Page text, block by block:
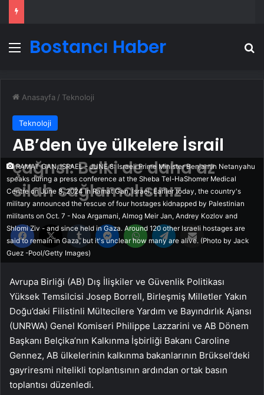
Menü
Bostancı Haber
Anasayfa / Teknoloji
Teknoloji
AB’den üye ülkelere İsrail
çağrısı: Belki de daha az
silah sağlamalısınız
FacebookX Tumblr MessengerWhatsAppTelegramEmail'den paylaş
RAMAT GAN, ISRAEL - JUNE 8: Israeli Prime Minister Benjamin Netanyahu
speaks during a press conference at the Sheba Tel-HaShomer Medical
Centre on June 8, 2024 in Ramat Gan, Israel. Earlier today, the country's
military announced the rescue of four hostages kidnapped by Palestinian
militants on Oct. 7 - Noa Argamani, Almog Meir Jan, Andrey Kozlov and
Shlomi Ziv - and since held in Gaza. Around 120 other Israeli hostages are
said to remain in Gaza, but it's unclear how many are alive. (Photo by Jack
Guez -Pool/Getty Images)
Avrupa Birliği (AB) Dış İlişkiler ve Güvenlik Politikası
Yüksek Temsilcisi Josep Borrell, Birleşmiş Milletler Yakın
Doğu’daki Filistinli Mültecilere Yardım ve Bayındırlık Ajansı
(UNRWA) Genel Komiseri Philippe Lazzarini ve AB Dönem
Başkanı Belçika’nın Kalkınma İşbirliği Bakanı Caroline
Gennez, AB ülkelerinin kalkınma bakanlarının Brüksel’deki
gayriresmi nitelikli toplantısının ardından ortak basın
toplantısı düzenledi.